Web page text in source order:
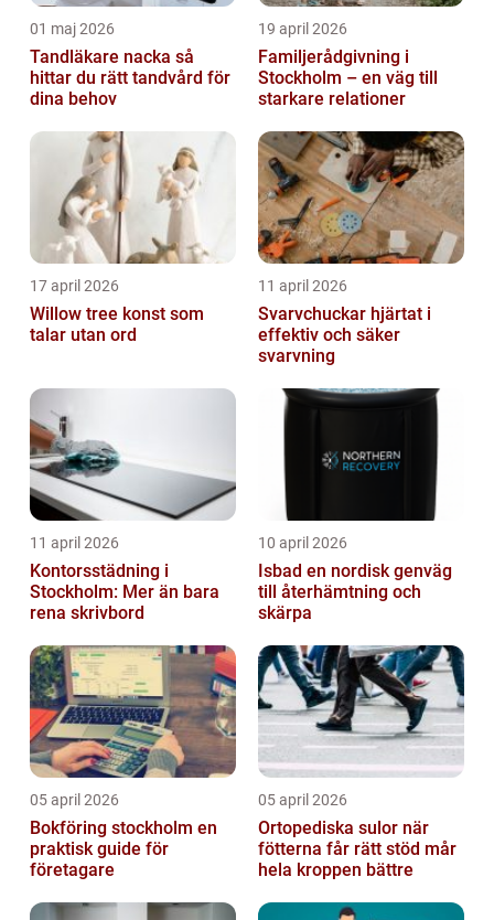
01 maj 2026
Tandläkare nacka så
hittar du rätt tandvård för
dina behov
19 april 2026
Familjerådgivning i
Stockholm – en väg till
starkare relationer
17 april 2026
Willow tree konst som
talar utan ord
11 april 2026
Svarvchuckar hjärtat i
effektiv och säker
svarvning
11 april 2026
Kontorsstädning i
Stockholm: Mer än bara
rena skrivbord
10 april 2026
Isbad en nordisk genväg
till återhämtning och
skärpa
05 april 2026
Bokföring stockholm en
praktisk guide för
företagare
05 april 2026
Ortopediska sulor när
fötterna får rätt stöd mår
hela kroppen bättre